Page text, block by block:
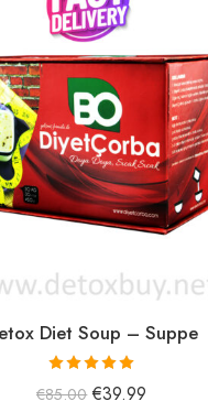
Diet Soup – Suppe
5 üzerinden
€85.00 €39.99